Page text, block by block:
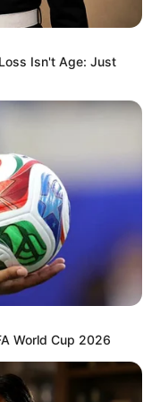
Isn't Age: Just
World Cup 2026